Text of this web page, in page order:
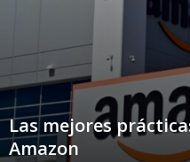
Las mejores
Amazon